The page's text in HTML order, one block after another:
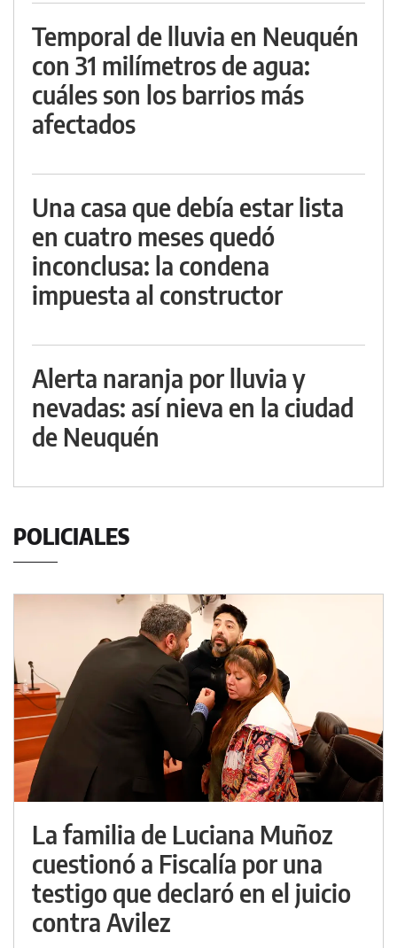
Temporal de lluvia en Neuquén
con 31 milímetros de agua:
cuáles son los barrios más
afectados
Una casa que debía estar lista
en cuatro meses quedó
inconclusa: la condena
impuesta al constructor
Alerta naranja por lluvia y
nevadas: así nieva en la ciudad
de Neuquén
POLICIALES
La familia de Luciana Muñoz
cuestionó a Fiscalía por una
testigo que declaró en el juicio
contra Avilez